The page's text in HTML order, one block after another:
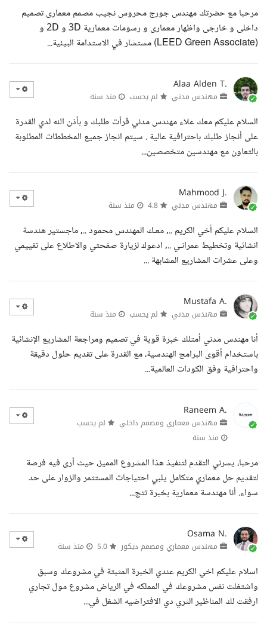
مرحبا مع حضرتك مهندس جورج محروس نجيب مصمم معمارى تصميم
داخلى و خارجى واظهار معمارى و رسومات معمارية 3D و 2D و
(LEED Green Associate) مستشار في الاستدامة البيئية...
Alaa Alden T.
مهندس مدني لم يحسب منذ سنة
السلام عليكم معك علاء مهندس مدني قرأت طلبك و بأذن الله لدي القدرة
على أنجاز طلبك باحترافية عالية . سيتم انجاز جميع المخططات المطلوبة
بالتعاون مع مهندسين متخصصين...
Mahmood J.
مهندس مدني منذ سنة
السلام عليكم أخي الكريم .., معـك المهندس محمود .., ماجستير هندسة
انشائية وتخطيط عمرانـي .., ادعوك لزيارة صفحتي والاطلاع على تقييمي
وعلى عشرات المشاريع المشابهة ...
Mustafa A.
مهندس مدني لم يحسب منذ سنة
أنا مهندس مدني أمتلك خبرة قوية في تصميم ومراجعة المشاريع الإنشائية
باستخدام أقوى البرامج الهندسية، مع القدرة على تقديم حلول دقيقة
واحترافية وفق الكودات العالمية...
Raneem A.
مهندس معماري ومصمم داخلي
لم يحسب
منذ سنة
مرحبا، يسرني التقدم لتنفيذ هذا المشروع المميز، حيث أرى فيه فرصة
لتقديم حل معماري متكامل يلبي احتياجات المستثمر والزوار على حد
سواء. أنا مهندسة معمارية بخبرة تتج...
Osama N.
مهندس معماري ومصمم ديكور منذ سنة
اسلام عليكم اخي الكريم عندي الخبرة المثبتة في مشروعك وسبق
واشتغلت نفس مشروعك في المملكه في الرياض مشروع مول تجاري
ارفقت لك المناظير الثري دي الافتراضيه الشغل في...